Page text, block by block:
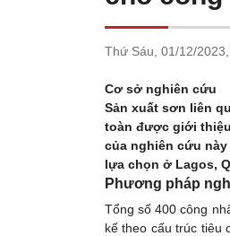
Thứ Sáu, 01/12/2023,
Cơ sở nghiên cứu
Sản xuất sơn liên
toàn được giới
của nghiên cứu
lựa chọn ở Lagos,
Phương pháp
Tổng số 400 công
kế theo cấu trúc tiêu